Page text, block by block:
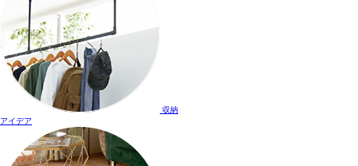
収納
アイデア